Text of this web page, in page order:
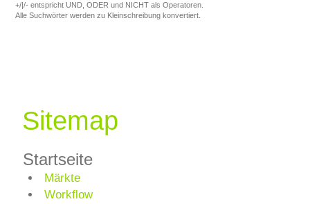
+/|/- entspricht UND, ODER und NICHT als Operatoren.
Alle Suchwörter werden zu Kleinschreibung konvertiert.
Sitemap
Startseite
Märkte
Workflow